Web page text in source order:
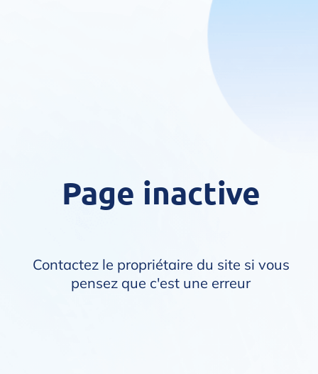
Page inactive
Contactez le propriétaire du site si vous
pensez que c'est une erreur